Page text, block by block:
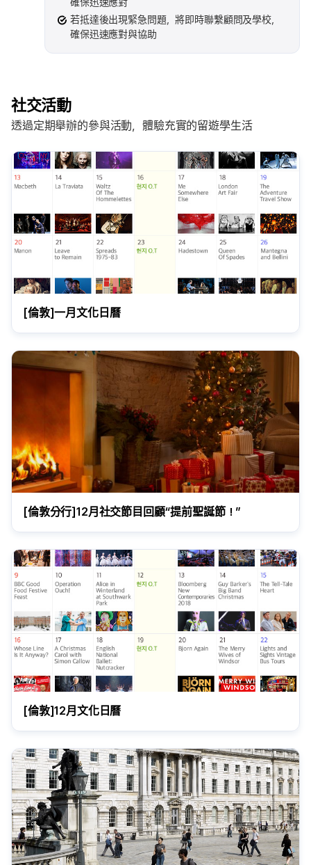
若抵達後出現緊急問題，將即時聯繫顧問及學校，
確保迅速應對與協助
社交活動
透過定期舉辦的參與活動，體驗充實的留遊學生活
[倫敦]一月文化日曆
[倫敦分行]12月社交節目回顧“提前聖誕節！”
[倫敦]12月文化日曆